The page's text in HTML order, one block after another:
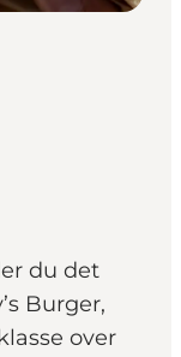
du det
Burger,
over